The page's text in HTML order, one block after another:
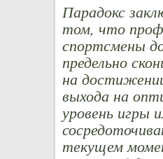
Парадокс
том, что
спортсмены
предельно
на
выхода на
уровень игры
текущем